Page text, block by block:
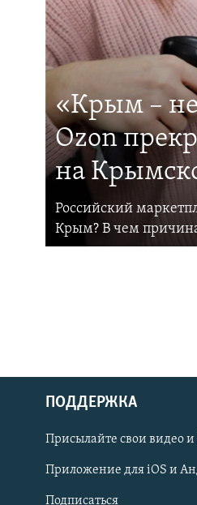
Українською
Qırımtatar
«Крым – не
Ozon
на
Российский
Крым? В чем
ПОДДЕРЖКА
Присылайте свои видео и
Приложение для iOS и
Подписаться